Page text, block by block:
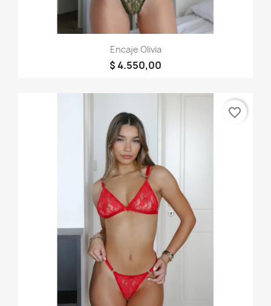
Encaje Olivia
$ 4.550,00
favorite_border